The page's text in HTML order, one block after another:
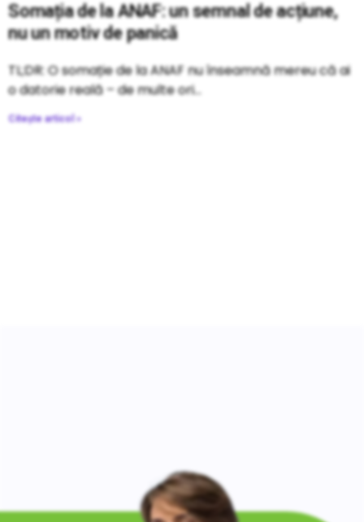
Somația de la ANAF: un semnal de acțiune,
nu un motiv de panică
TL;DR: O somație de la ANAF nu înseamnă mereu că ai
o datorie reală – de multe ori
Citește articol »